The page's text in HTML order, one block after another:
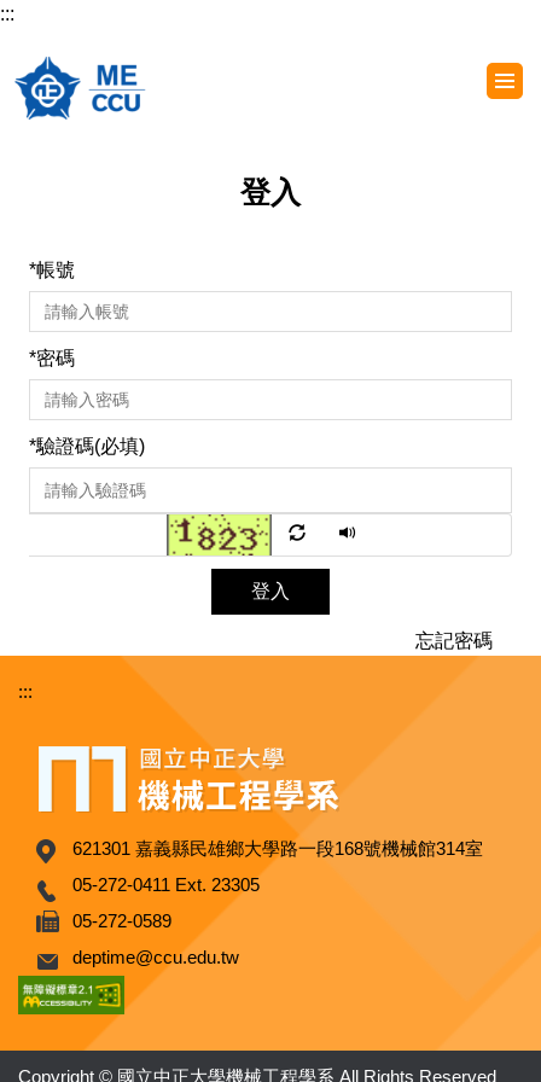
跳
主
要
:::
登入
*帳號
*密碼
*驗證碼(必填)
登入
忘記密碼
:::
621301 嘉義縣民雄鄉大學路一段168號機械館314室
05-272-0411 Ext. 23305
05-272-0589
deptime@ccu.edu.tw
Copyright © 國立中正大學機械工程學系 All Rights Reserved